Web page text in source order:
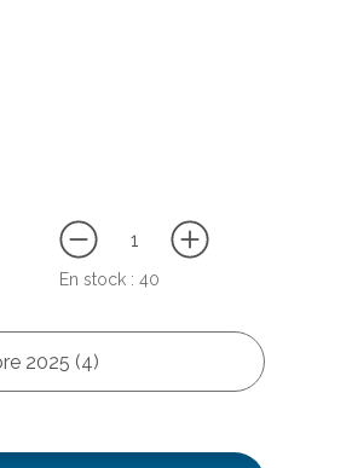
En stock : 40
2025 (4)